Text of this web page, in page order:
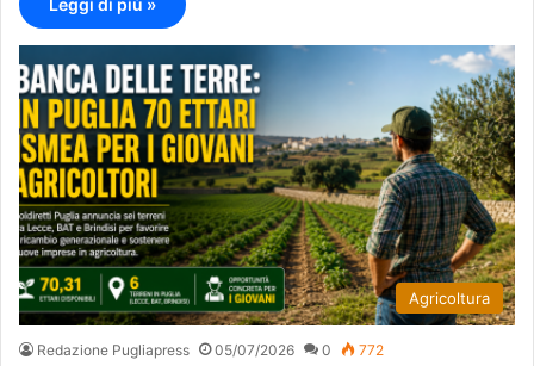
Leggi di più »
Agricoltura
Redazione Pugliapress 05/07/2026 0 772